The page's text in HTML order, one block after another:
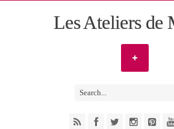
Les Ateliers de